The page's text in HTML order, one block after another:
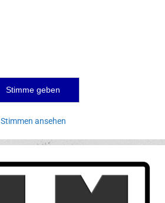
Stimmen ansehen